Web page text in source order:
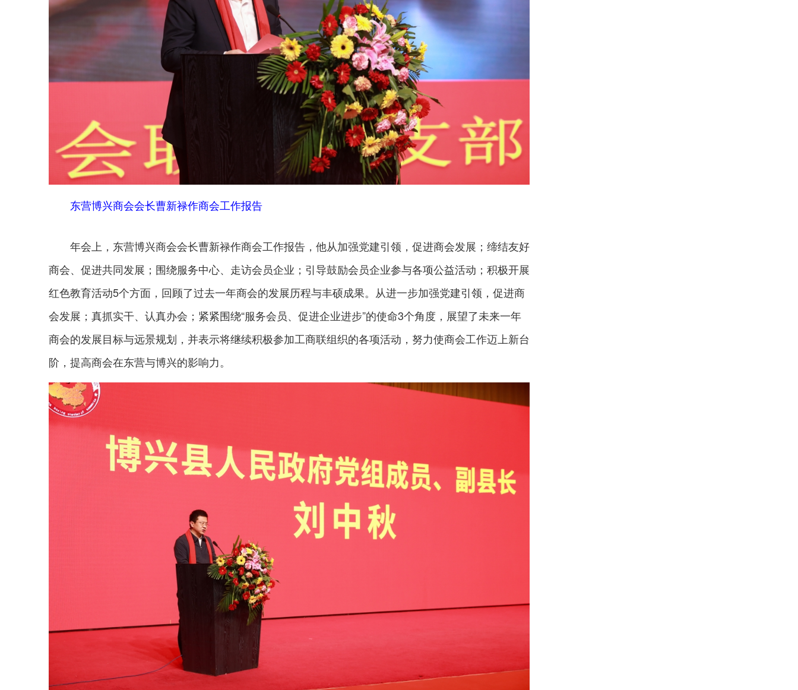
东营博兴商会会长曹新禄作商会工作报告
年会上，东营博兴商会会长曹新禄作商会工作报告，他从加强党建引领，促进商会发展；缔结友好
商会、促进共同发展；围绕服务中心、走访会员企业；引导鼓励会员企业参与各项公益活动；积极开展
红色教育活动5个方面，回顾了过去一年商会的发展历程与丰硕成果。从进一步加强党建引领，促进商
会发展；真抓实干、认真办会；紧紧围绕“服务会员、促进企业进步”的使命3个角度，展望了未来一年
商会的发展目标与远景规划，并表示将继续积极参加工商联组织的各项活动，努力使商会工作迈上新台
阶，提高商会在东营与博兴的影响力。